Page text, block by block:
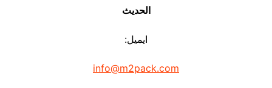
الحديث
ايميل:
info@m2pack.com